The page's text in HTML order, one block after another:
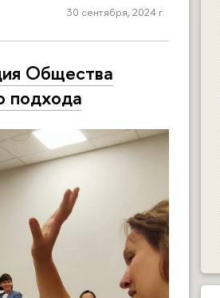
30 сентября, 2024 г.
Общества
подхода